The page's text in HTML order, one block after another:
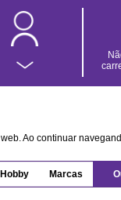
Ao continuar
Hobby Marcas